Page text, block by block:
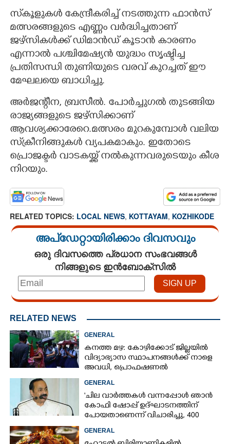
സ്‌കൂളുകൾ കേന്ദ്രീകരിച്ച് നടത്തുന്ന ഫാൻസ്
മത്സരങ്ങളുടെ എണ്ണം വർദ്ധിച്ചതാണ്
ജഴ്സികൾക്ക് ഡിമാൻഡ് കൂടാൻ കാരണം
എന്നാൽ പശ്ചിമേഷ്യൻ യുദ്ധം സൃഷ്ടിച്ച
പ്രതിസന്ധി തുണിയുടെ വരവ് കുറച്ചത് ഈ
മേഘലയെ ബാധിച്ചു.
അർജന്റീന, ബ്രസീൽ. പോർച്ചുഗൽ തുടങ്ങിയ
രാജ്യങ്ങളുടെ ജഴ്സിക്കാണ്
ആവശ്യക്കാരേറെ.മത്സരം മുറകുമ്പോൾ വലിയ
സ്‌ക്രീനിങ്ങുകൾ വ്യപകമാകും. ഇതോടെ
പ്രൊജക്ടർ വാടകയ്ക്ക് നൽകുന്നവരുടെയും കീശ
നിറയും.
RELATED TOPICS: LOCAL NEWS, KOTTAYAM, KOZHIKODE
അപ്ഡേറ്റായിരിക്കാം ദിവസവും
ഒരു ദിവസത്തെ പ്രധാന സംഭവങ്ങൾ
നിങ്ങളുടെ ഇൻബോക്സിൽ
RELATED NEWS
GENERAL
കനത്ത മഴ: കോഴിക്കോട് ജില്ലയിൽ
വിദ്യാഭ്യാസ സ്ഥാപനങ്ങൾക്ക് നാളെ
അവധി,​ പ്രൊഫഷണൽ
GENERAL
'ചില വാർത്തകൾ വന്നപ്പോൾ ഞാൻ
കോഫി ഷോപ്പ് ഉദ്ഘാടനത്തിന്
പോയതാണെന്ന് വിചാരിച്ചു, 400
GENERAL